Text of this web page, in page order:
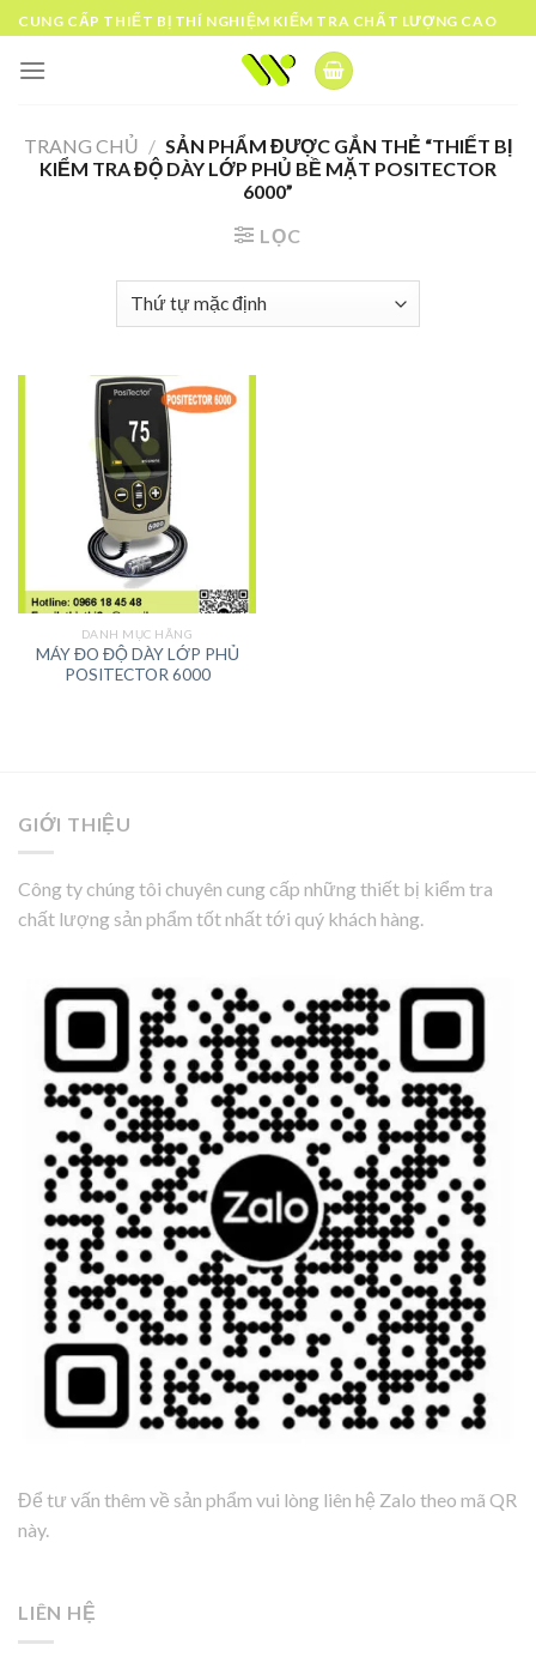
Skip
to
content
CUNG CẤP THIẾT BỊ THÍ NGHIỆM KIỂM TRA CHẤT LƯỢNG CAO
TRANG CHỦ / SẢN PHẨM ĐƯỢC GẮN THẺ “THIẾT BỊ
KIỂM TRA ĐỘ DÀY LỚP PHỦ BỀ MẶT POSITECTOR
6000”
LỌC
DANH MỤC HÃNG
MÁY ĐO ĐỘ DÀY LỚP PHỦ
POSITECTOR 6000
GIỚI THIỆU
Công ty chúng tôi chuyên cung cấp những thiết bị kiểm tra
chất lượng sản phẩm tốt nhất tới quý khách hàng.
Để tư vấn thêm về sản phẩm vui lòng liên hệ Zalo theo mã QR
này.
LIÊN HỆ